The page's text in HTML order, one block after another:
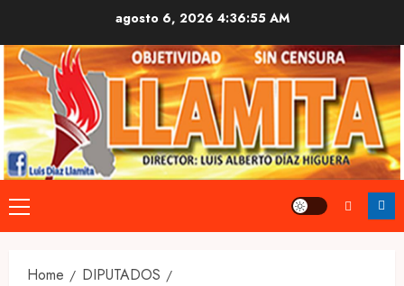
content
agosto 6, 2026 4:36:55 AM
Primary
Menu
Home
DIPUTADOS